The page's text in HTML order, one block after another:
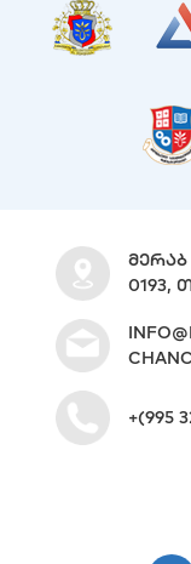
ᲛᲔᲠᲐᲑ
0193,
+(995